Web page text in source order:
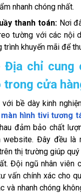
nhanh chóng nhất.
thanh toán: Nơi
tường với các nội
trình khuyến mãi để
Địa chỉ cung
trong cửa
bề dày kinh
màn hình tivi tương
đảm bảo chất
website. Đây đều là
thị trường giúp
Đội ngũ nhân viên
vấn chính xác cho
và nhanh chóng